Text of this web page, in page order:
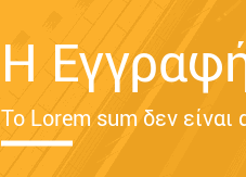
Η
Το Lorem sum δεν είναι